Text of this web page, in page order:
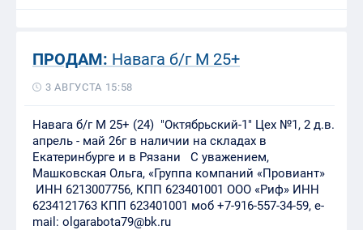
ПРОДАМ: Навага б/г М 25+
3 АВГУСТА 15:58
Навага б/г М 25+ (24) "Октябрьский-1" Цех №1, 2 д.в.
апрель - май 26г в наличии на складах в
Екатеринбурге и в Рязани С уважением,
Машковская Ольга, «Группа компаний «Провиант»
ИНН 6213007756, КПП 623401001 ООО «Риф» ИНН
6234121763 КПП 623401001 моб +7-916-557-34-59, e-
mail: olgarabota79@bk.ru